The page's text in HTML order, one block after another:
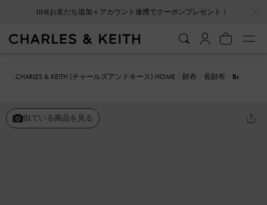
LINEお友だち追加＋アカウント連携でクーポンプレゼント！
CHARLES & KEITH (チャールズアンドキース) HOME 財布 長財布
Br
似ている商品を見る